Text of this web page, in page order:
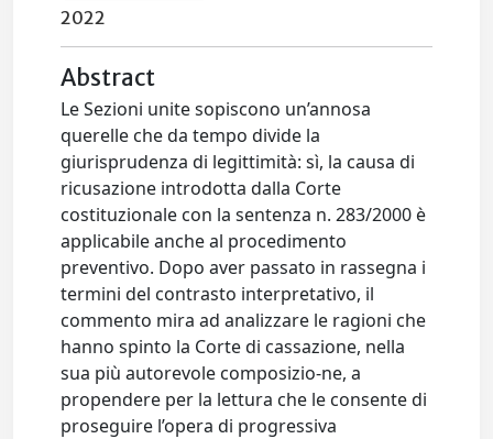
2022
Abstract
Le Sezioni unite sopiscono un’annosa
querelle che da tempo divide la
giurisprudenza di legittimità: sì, la causa di
ricusazione introdotta dalla Corte
costituzionale con la sentenza n. 283/2000 è
applicabile anche al procedimento
preventivo. Dopo aver passato in rassegna i
termini del contrasto interpretativo, il
commento mira ad analizzare le ragioni che
hanno spinto la Corte di cassazione, nella
sua più autorevole composizio-ne, a
propendere per la lettura che le consente di
proseguire l’opera di progressiva